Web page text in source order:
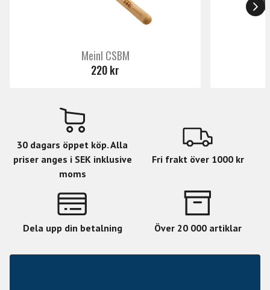
Meinl CSBM
220 kr
30 dagars öppet köp. Alla
priser anges i SEK inklusive
moms
Fri frakt över 1000 kr
Dela upp din betalning Över 20 000 artiklar